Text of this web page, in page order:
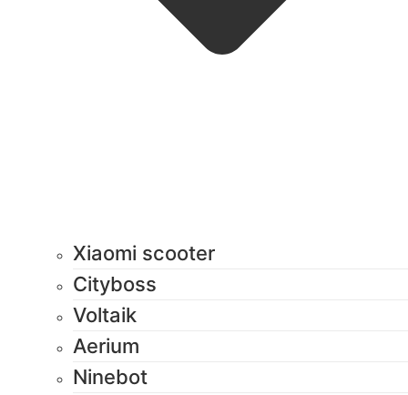
Xiaomi scooter
Cityboss
Voltaik
Aerium
Ninebot